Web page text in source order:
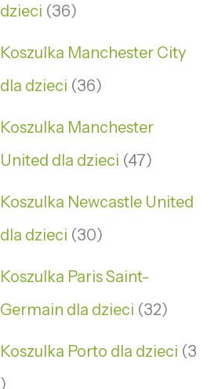
dzieci 36
Koszulka Manchester City
dla dzieci 36
Koszulka Manchester
United dla dzieci 47
Koszulka Newcastle United
dla dzieci 30
Koszulka Paris Saint-
Germain dla dzieci 32
Koszulka Porto dla dzieci 3